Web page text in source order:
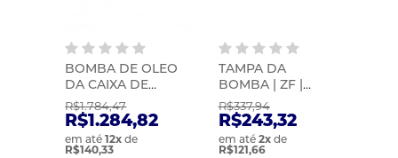
BOMBA DE OLEO
DA CAIXA DE
CAMBIO |
EURORICAMBI |
21526685-8
R$1.784,47
R$1.284,82
em até12x de
R$140,33
TAMPA DA
BOMBA | ZF |
1315302120
R$337,94
R$243,32
em até 2xde
R$121,66